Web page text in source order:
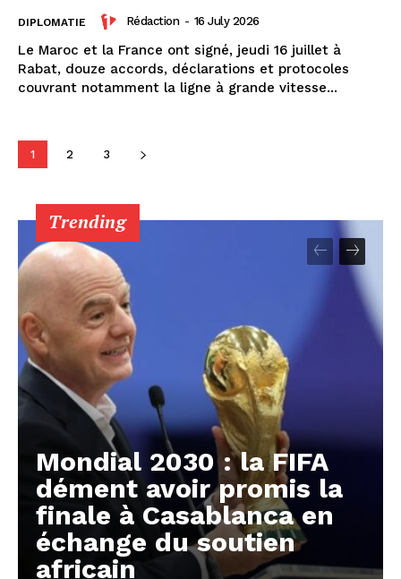
DIPLOMATIE Rédaction - 16 July 2026
Le Maroc et la France ont signé, jeudi 16 juillet à
Rabat, douze accords, déclarations et protocoles
couvrant notamment la ligne à grande vitesse...
1 2 3
Trending
Mondial 2030 : la FIFA
dément avoir promis la
finale à Casablanca en
échange du soutien
africain